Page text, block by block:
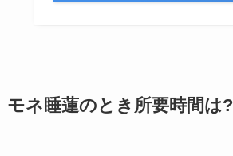
モネ睡蓮のとき所要時間は?